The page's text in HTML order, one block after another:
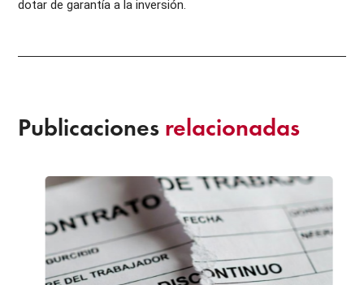
dotar de garantía a la inversión.
Publicaciones relacionadas